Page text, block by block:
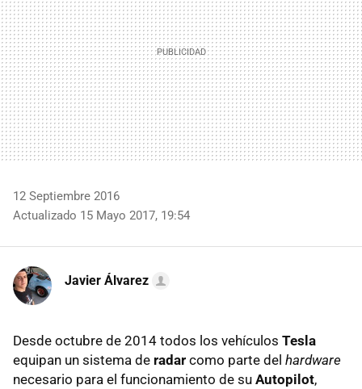
12 Septiembre 2016
Actualizado 15 Mayo 2017, 19:54
Javier Álvarez
Desde octubre de 2014 todos los vehículos Tesla
equipan un sistema de radar como parte del hardware
necesario para el funcionamiento de su Autopilot,